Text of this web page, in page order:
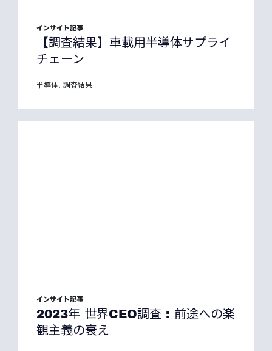
インサイト記事
【調査結果】車載用半導体サプライ
チェーン
半導体, 調査結果
インサイト記事
2023年 世界CEO調査 : 前途への楽
観主義の衰え